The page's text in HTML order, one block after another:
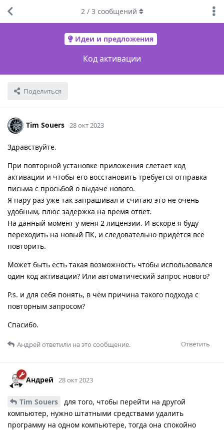
Идеи и предложения
Код активации
Поделиться
2/ 3 сообщений
Tim Souers 28 окт 2023
Здравствуйте.
При повторной установке приложения слетает код
активации и чтобы его восстановить требуется отправка
письма с просьбой о выдаче нового.
Я пару раз уже так запрашивал и считаю это не очень
удобным, плюс задержка на время ответ.
На данный момент у меня 2 лицензии. И вскоре я буду
переходить на новый ПК, и следовательно придётся всё
повторить.
Может быть есть такая возможность чтобы использовался
один код активации? Или автоматический запрос нового?
P.s. и для себя понять, в чём причина такого подхода с
повторным запросом?
Спасибо.
Ответить
Андрейответили на это сообщение.
Андрей 28 окт 2023
Tim Souers
для того, чтобы перейти на другой
компьютер, нужно штатными средствами удалить
программу на одном компьютере, тогда она спокойно